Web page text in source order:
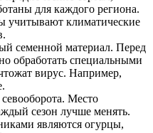
для каждого региона.
учитывают климатические
семенной материал. Перед
обработать специальными
вирус. Например,
Место
сезон лучше менять.
являются огурцы,